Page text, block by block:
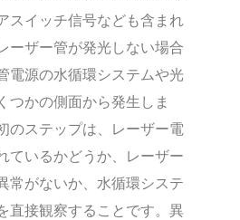
スイッチ信号なども含まれ
ーザー管が発光しない場合
電源の水循環システムや光
つかの側面から発生しま
のステップは、レーザー電
ているかどうか、レーザー
常がないか、水循環システ
直接観察することです。異